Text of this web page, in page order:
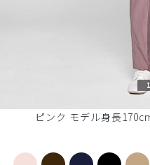
ピンク モデル身長